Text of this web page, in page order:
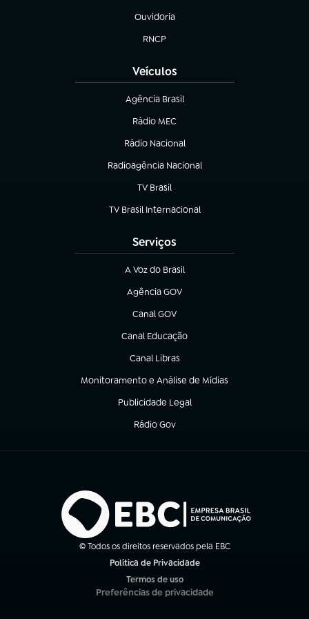
Ouvidoria
(abre em nova aba)
RNCP
(abre em nova aba)
Veículos
Agência Brasil
(abre em nova aba)
Rádio MEC
(abre em nova aba)
Rádio Nacional
Radioagência Nacional
(abre em nova aba)
TV Brasil
(abre em nova aba)
TV Brasil Internacional
(abre em nova aba)
Serviços
A Voz do Brasil
(abre em nova aba)
Agência GOV
(abre em nova aba)
Canal GOV
(abre em nova aba)
Canal Educação
(abre em nova aba)
Canal Libras
(abre em nova aba)
Monitoramento e Análise de Mídias
(abre em nova aba)
Publicidade Legal
(abre em nova aba)
Rádio Gov
(abre em nova aba)
© Todos os direitos reservados pela EBC
Política de Privacidade
Termos de uso
(abre em nova aba)
Preferências de privacidade